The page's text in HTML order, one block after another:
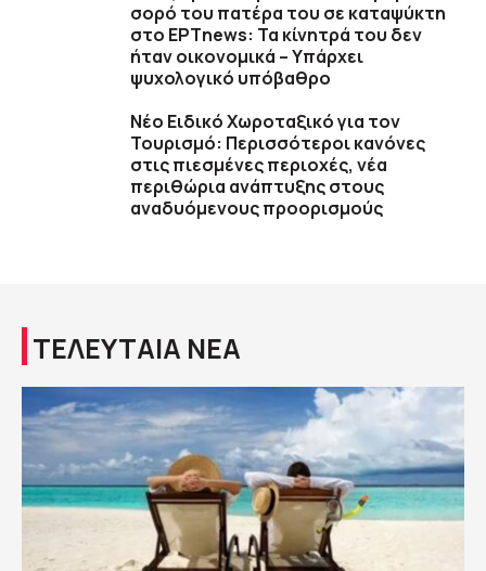
σορό του πατέρα του σε καταψύκτη
στο ΕΡΤnews: Τα κίνητρά του δεν
ήταν οικονομικά – Υπάρχει
ψυχολογικό υπόβαθρο
Νέο Ειδικό Χωροταξικό για τον
Τουρισμό: Περισσότεροι κανόνες
στις πιεσμένες περιοχές, νέα
περιθώρια ανάπτυξης στους
αναδυόμενους προορισμούς
ΤΕΛΕΥΤΑΙΑ ΝΕΑ